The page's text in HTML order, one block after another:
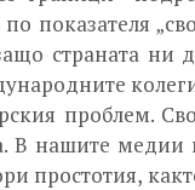
показателя
страната ни
проблем.
В нашите медии
простотия,